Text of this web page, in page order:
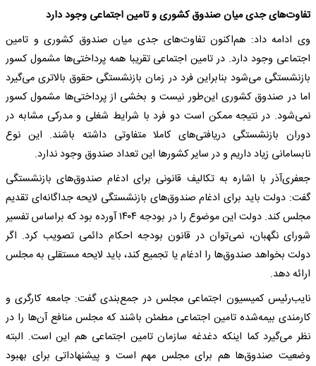
تفاوت‌های جدی میان صندوق کشوری و تامین اجتماعی وجود دارد
وی ادامه داد: هم‌اکنون تفاوت‌های جدی میان صندوق کشوری و تامین
اجتماعی وجود دارد. در تامین اجتماعی تقریبا همه پرداختی‌ها مشمول کسور
بازنشستگی می‌شود بنابراین فرد در زمان بازنشستگی حقوق بالاتری می‌گیرد
اما در صندوق کشوری این‌طور نیست و بخشی از پرداختی‌ها مشمول کسور
نمی‌شود. در نتیجه ممکن است دو فرد با شرایط شغلی و مدرکی مشابه در
دوران بازنشستگی دریافتی‌های کاملا متفاوتی داشته باشند. این نوع
نابسامانی زیاد داریم و در سایر کشورها این تعداد صندوق وجود ندارد.
جعفری‌آذر با اشاره به تکالیف قانونی برای ادغام صندوق‌های بازنشستگی
گفت: دولت باید برای ادغام صندوق‌های بازنشستگی لایحه جداگانه‌ای تقدیم
مجلس کند. دولت این موضوع را در بودجه ۱۴۰۴ آورده بود که براساس تفسیر
شورای نگهبان، نمی‌توان در قانون بودجه احکام دائمی تصویب کرد. اگر
دولت بخواهد صندوق‌ها را ادغام یا تجمیع کند، باید لایحه مستقلی به مجلس
ارائه دهد.
نایب‌رئیس کمیسیون اجتماعی مجلس در جمع‌بندی گفت: جامعه کارگری و
کارمندی بیمه‌شده تامین اجتماعی مطمئن باشند که مجلس منافع آن‌ها را در
نظر می‌گیرد کما اینکه دغدغه سازمان تامین اجتماعی هم این است. البته
وضعیت صندوق‌ها هم برای مجلس مهم است و پیشنهاداتی برای بهبود